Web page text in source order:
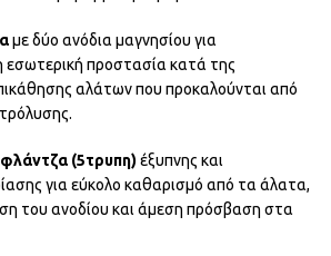
με δύο ανόδια μαγνησίου για
εσωτερική προστασία κατά της
αλάτων που προκαλούνται από
(5τρυπη)έξυπνης και
για εύκολο καθαρισμό από τα άλατα,
του ανοδίου και άμεση πρόσβαση στα